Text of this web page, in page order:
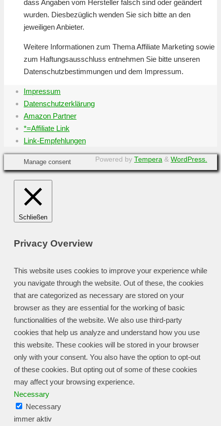
dass Angaben vom Hersteller falsch sind oder geändert
wurden. Diesbezüglich wenden Sie sich bitte an den
jeweiligen Anbieter.
Weitere Informationen zum Thema Affiliate Marketing sowie
zum Haftungsausschluss entnehmen Sie bitte unseren
Datenschutzbestimmungen und dem Impressum.
Impressum
Datenschutzerklärung
Amazon Partner
*=Affiliate Link
Link-Empfehlungen
Powered by Tempera & WordPress.
Manage consent
Schließen
Privacy Overview
This website uses cookies to improve your experience while
you navigate through the website. Out of these, the cookies
that are categorized as necessary are stored on your
browser as they are essential for the working of basic
functionalities of the website. We also use third-party
cookies that help us analyze and understand how you use
this website. These cookies will be stored in your browser
only with your consent. You also have the option to opt-out
of these cookies. But opting out of some of these cookies
may affect your browsing experience.
Necessary
Necessary
immer aktiv